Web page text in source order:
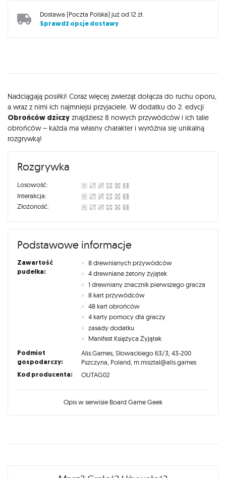
Dostawa (Poczta Polska) już od 12 zł.
Sprawdź opcje dostawy
Opis
Nadciągają posiłki! Coraz więcej zwierząt dołącza do ruchu oporu,
a wraz z nimi ich najmniejsi przyjaciele. W dodatku do 2. edycji
Obrońców dziczy znajdziesz 8 nowych przywódców i ich talie
obrońców – każda ma własny charakter i wyróżnia się unikalną
rozgrywką!
Rozgrywka
Losowość:
Interakcja:
Złożoność:
Podstawowe informacje
Zawartość
pudełka:
8 drewnianych przywódców
4 drewniane żetony żyjątek
1 drewniany znacznik pierwszego gracza
8 kart przywódców
48 kart obrońców
4 karty pomocy dla graczy
zasady dodatku
Manifest Księżyca Żyjątek
Podmiot
gospodarczy:
Alis.Games, Słowackiego 63/3, 43-200
Pszczyna, Poland, m.misztal@alis.games
Kod producenta: OUTAG02
Opis w serwisie Board Game Geek
Recenzje